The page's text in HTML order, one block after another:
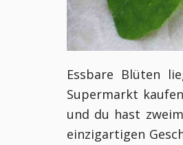
Essbare Blüten
Supermarkt
und du hast
einzigartigen